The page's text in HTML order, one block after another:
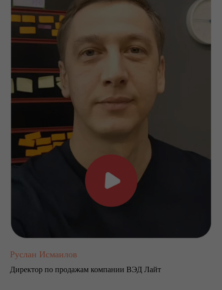
Руслан Исмаилов
Директор по продажам компании ВЭД Лайт